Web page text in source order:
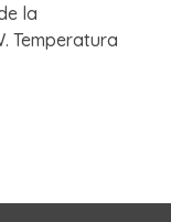
la
Temperatura